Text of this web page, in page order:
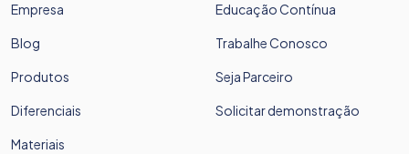
Empresa
Blog
Produtos
Diferenciais
Materiais
Educação Contínua
Trabalhe Conosco
Seja Parceiro
Solicitar demonstração